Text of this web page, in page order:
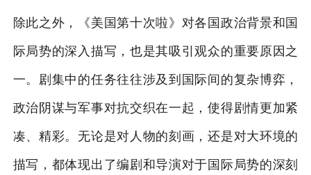
除此之外，《美国第十次啦》对各国政治背景和国
际局势的深入描写，也是其吸引观众的重要原因之
一。剧集中的任务往往涉及到国际间的复杂博弈，
政治阴谋与军事对抗交织在一起，使得剧情更加紧
凑、精彩。无论是对人物的刻画，还是对大环境的
描写，都体现出了编剧和导演对于国际局势的深刻